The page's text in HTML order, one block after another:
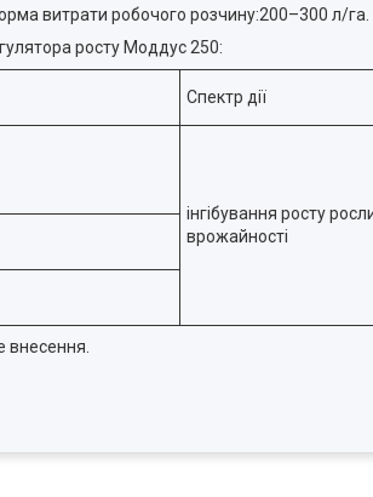
витрати робочого розчину:200–300 л/га.
росту Моддус 250:
Спектр дії
інгібування росту
врожайності